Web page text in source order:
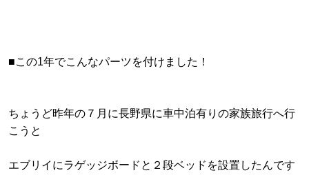
■この1年でこんなパーツを付けました！
ちょうど昨年の７月に長野県に車中泊有りの家族旅行へ行
こうと
エブリイにラゲッジボードと２段ベッドを設置したんです